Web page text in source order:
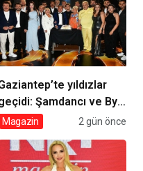
yıldızlar
Şamdancı ve By
açılışı ile Green
Magazin 2 gün önce